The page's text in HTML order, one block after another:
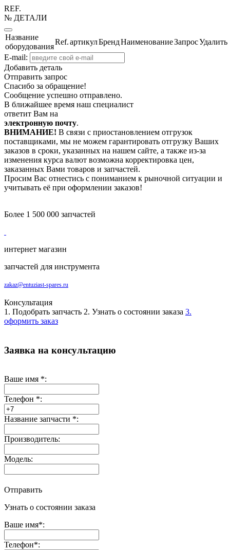
REF.
№ ДЕТАЛИ
Название
оборудования
Ref.артикулБрендНаименованиеЗапросУдалить
E-mail:
Добавить деталь
Отправить запрос
Спасибо за обращение!
Сообщение успешно отправлено.
В ближайшее время наш специалист
ответит Вам на
электронную почту.
ВНИМАНИЕ! В связи с приостановлением отгрузок
поставщиками, мы не можем гарантировать отгрузку Ваших
заказов в сроки, указанных на нашем сайте, а также из-за
изменения курса валют возможна корректировка цен,
заказанных Вами товаров и запчастей.
Просим Вас отнестись с пониманием к рыночной ситуации и
учитывать её при оформлении заказов!
Более 1 500 000 запчастей
интернет магазин
запчастей для инструмента
zakaz@entuziast-spares.ru
Консультация
1. Подобрать запчасть 2. Узнать о состоянии заказа 3.
оформить заказ
Заявка на консультацию
Ваше имя *:
Телефон *:
Название запчасти *:
Производитель:
Модель:
Отправить
Узнать о состоянии заказа
Ваше имя*:
Телефон*: